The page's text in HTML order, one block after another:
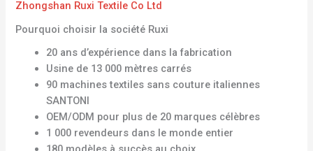
Zhongshan Ruxi Textile Co Ltd
Pourquoi choisir la société Ruxi
20 ans d’expérience dans la fabrication
Usine de 13 000 mètres carrés
90 machines textiles sans couture italiennes
SANTONI
OEM/ODM pour plus de 20 marques célèbres
1 000 revendeurs dans le monde entier